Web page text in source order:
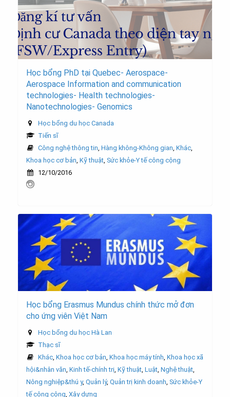
Học bổng PhD tại Quebec- Aerospace-
Aerospace Information and communication
technologies- Health technologies-
Nanotechnologies- Genomics
Học bổng du học Canada
Tiến sĩ
Công nghệ thông tin, Hàng không-Không gian, Khác,
Khoa học cơ bản, Kỹ thuật, Sức khỏe-Y tế công cộng
12/10/2016
Học bổng Erasmus Mundus chính thức mở đơn
cho ứng viên Việt Nam
Học bổng du học Hà Lan
Thạc sĩ
Khác Khoa học cơ bản Khoa học máy tính Khoa học xã
hội&nhân văn Kinh tế-chính trị Kỹ thuật Luật Nghệ thuật
Nông nghiệp&thú y, Quản lý, Quản trị kinh doanh Sức khỏe-Y
tế công cộng Xây dựng